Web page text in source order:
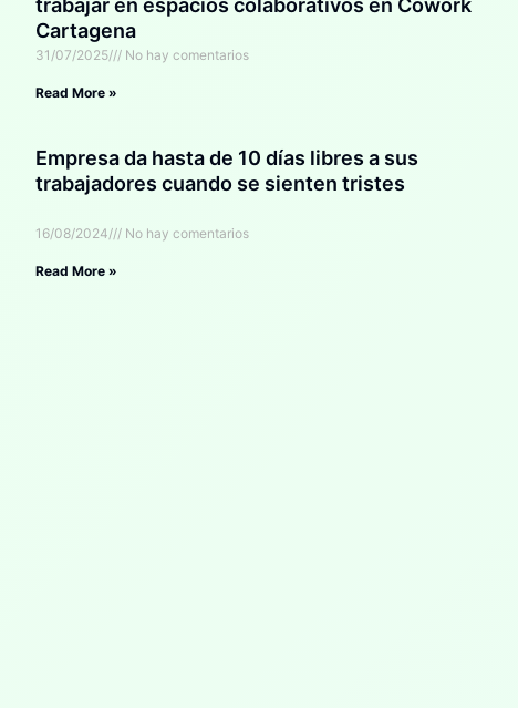
trabajar en espacios colaborativos en Cowork
Cartagena
31/07/2025 No hay comentarios
Read More »
Empresa da hasta de 10 días libres a sus
trabajadores cuando se sienten tristes
16/08/2024 No hay comentarios
Read More »